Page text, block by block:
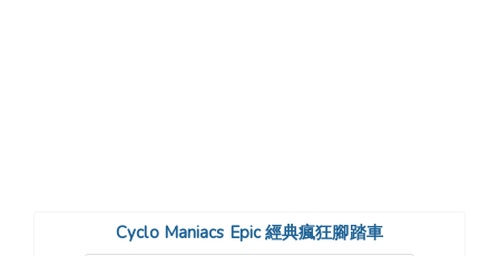
Cyclo Maniacs Epic 經典瘋狂腳踏車